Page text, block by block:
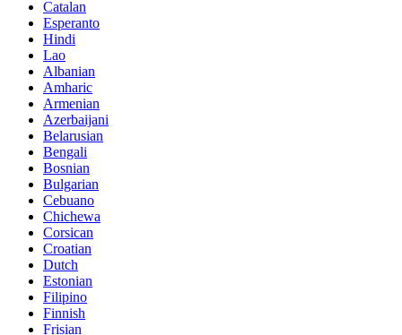
Catalan
Esperanto
Hindi
Lao
Albanian
Amharic
Armenian
Azerbaijani
Belarusian
Bengali
Bosnian
Bulgarian
Cebuano
Chichewa
Corsican
Croatian
Dutch
Estonian
Filipino
Finnish
Frisian